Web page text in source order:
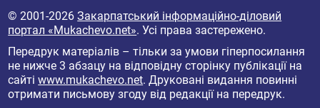
© 2001-2026Закарпатський інформаційно-діловий
портал «Mukachevo.net». Усі права застережено.
Передрук матеріалів – тільки за умови гіперпосилання
не нижче 3 абзацу на відповідну сторінку публікації на
сайтіwww.mukachevo.net. Друковані видання повинні
отримати письмову згоду від редакції на передрук.